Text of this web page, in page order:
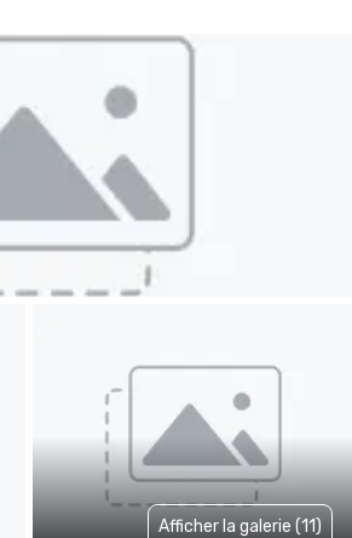
Afficher la galerie (11)